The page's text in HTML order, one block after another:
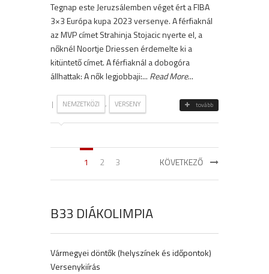
Tegnap este Jeruzsálemben véget ért a FIBA
3×3 Európa kupa 2023 versenye. A férfiaknál
az MVP címet Strahinja Stojacic nyerte el, a
nőknél Noortje Driessen érdemelte ki a
kitüntető címet. A férfiaknál a dobogóra
állhattak: A nők legjobbaji:... Read More...
| NEMZETKÖZI , VERSENY tovább
1 2 3 KÖVETKEZŐ
B33 DIÁKOLIMPIA
Vármegyei döntők (helyszínek és időpontok)
Versenykiírás